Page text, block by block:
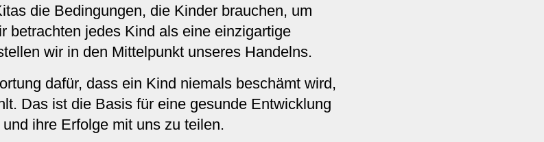
die Bedingungen, die Kinder brauchen, um
betrachten jedes Kind als eine einzigartige
wir in den Mittelpunkt unseres Handelns.
dafür, dass ein Kind niemals beschämt wird,
Das ist die Basis für eine gesunde Entwicklung
ihre Erfolge mit uns zu teilen.